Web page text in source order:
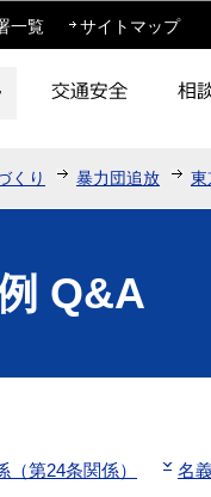
このページの本
一覧 サイトマップ
くり 暴力団追放 東
Q&A
（第24条関係） 名